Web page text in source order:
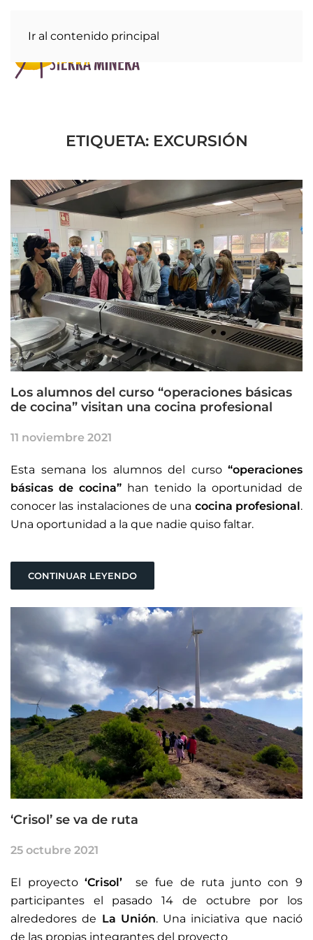
Ir al contenido principal
ETIQUETA: EXCURSIÓN
Los alumnos del curso “operaciones básicas
de cocina” visitan una cocina profesional
11 noviembre 2021
Esta semana los alumnos del curso “operaciones
básicas de cocina” han tenido la oportunidad de
conocer las instalaciones de una cocina profesional.
Una oportunidad a la que nadie quiso faltar.
CONTINUAR LEYENDO
‘Crisol’ se va de ruta
25 octubre 2021
El proyecto‘Crisol’ se fue de ruta junto con 9
participantes el pasado 14 de octubre por los
alrededores de La Unión. Una iniciativa que nació
de las propias integrantes del proyecto